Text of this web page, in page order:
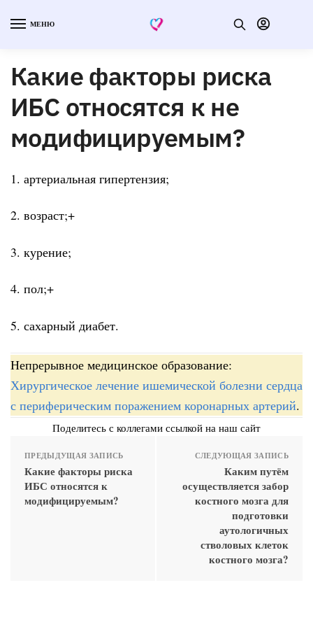
МЕНЮ
Какие факторы риска
ИБС относятся к не
модифицируемым?
1. артериальная гипертензия;
2. возраст;+
3. курение;
4. пол;+
5. сахарный диабет.
Непрерывное медицинское образование:
Хирургическое лечение ишемической болезни сердца
с периферическим поражением коронарных артерий.
Поделитесь с коллегами ссылкой на наш сайт
ПРЕДЫДУЩАЯ ЗАПИСЬ
Какие факторы риска
ИБС относятся к
модифицируемым?
СЛЕДУЮЩАЯ ЗАПИСЬ
Каким путём
осуществляется забор
костного мозга для
подготовки
аутологичных
стволовых клеток
костного мозга?